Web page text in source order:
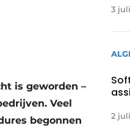
is geworden –
Veel
begonnen
3
2